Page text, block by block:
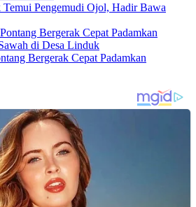
Pengemudi Ojol, Hadir Bawa
Bergerak Cepat Padamkan